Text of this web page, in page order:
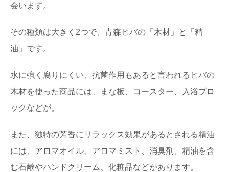
会います。
その種類は大きく2つで、青森ヒバの「木材」と「精
油」です。
水に強く腐りにくい、抗菌作用もあると言われるヒバの
木材を使った商品には、まな板、コースター、入浴ブロ
ックなどが。
また、独特の芳香にリラックス効果があるとされる精油
には、アロマオイル、アロマミスト、消臭剤、精油を含
む石鹸やハンドクリーム、化粧品などがあります。